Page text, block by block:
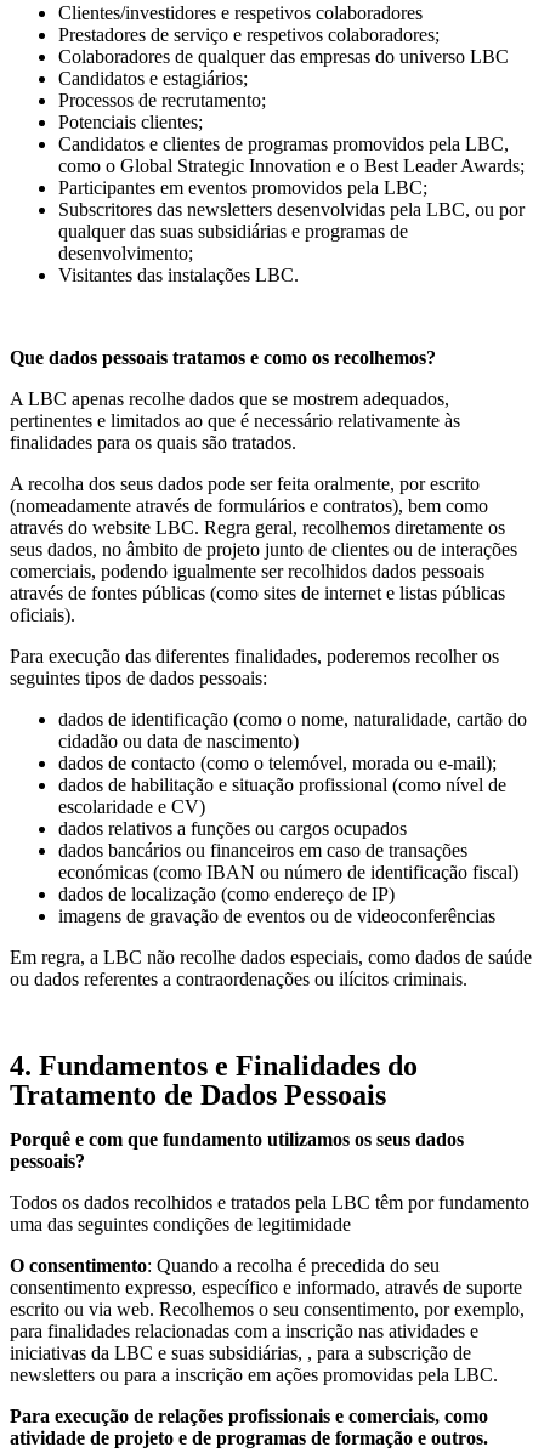
Clientes/investidores e respetivos colaboradores
Prestadores de serviço e respetivos colaboradores;
Colaboradores de qualquer das empresas do universo LBC
Candidatos e estagiários;
Processos de recrutamento;
Potenciais clientes;
Candidatos e clientes de programas promovidos pela LBC,
como o Global Strategic Innovation e o Best Leader Awards;
Participantes em eventos promovidos pela LBC;
Subscritores das newsletters desenvolvidas pela LBC, ou por
qualquer das suas subsidiárias e programas de
desenvolvimento;
Visitantes das instalações LBC.
Que dados pessoais tratamos e como os recolhemos?
A LBC apenas recolhe dados que se mostrem adequados,
pertinentes e limitados ao que é necessário relativamente às
finalidades para os quais são tratados.
A recolha dos seus dados pode ser feita oralmente, por escrito
(nomeadamente através de formulários e contratos), bem como
através do website LBC. Regra geral, recolhemos diretamente os
seus dados, no âmbito de projeto junto de clientes ou de interações
comerciais, podendo igualmente ser recolhidos dados pessoais
através de fontes públicas (como sites de internet e listas públicas
oficiais).
Para execução das diferentes finalidades, poderemos recolher os
seguintes tipos de dados pessoais:
dados de identificação (como o nome, naturalidade, cartão do
cidadão ou data de nascimento)
dados de contacto (como o telemóvel, morada ou e-mail);
dados de habilitação e situação profissional (como nível de
escolaridade e CV)
dados relativos a funções ou cargos ocupados
dados bancários ou financeiros em caso de transações
económicas (como IBAN ou número de identificação fiscal)
dados de localização (como endereço de IP)
imagens de gravação de eventos ou de videoconferências
Em regra, a LBC não recolhe dados especiais, como dados de saúde
ou dados referentes a contraordenações ou ilícitos criminais.
4. Fundamentos e Finalidades do
Tratamento de Dados Pessoais
Porquê e com que fundamento utilizamos os seus dados
pessoais?
Todos os dados recolhidos e tratados pela LBC têm por fundamento
uma das seguintes condições de legitimidade
O consentimento: Quando a recolha é precedida do seu
consentimento expresso, específico e informado, através de suporte
escrito ou via web. Recolhemos o seu consentimento, por exemplo,
para finalidades relacionadas com a inscrição nas atividades e
iniciativas da LBC e suas subsidiárias, , para a subscrição de
newsletters ou para a inscrição em ações promovidas pela LBC.
Para execução de relações profissionais e comerciais, como
atividade de projeto e de programas de formação e outros.